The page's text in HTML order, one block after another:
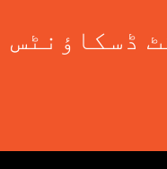
ڈسکاؤنٹس